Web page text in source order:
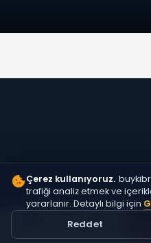
Çerez kullanıyoruz.
trafiği analiz etmek ve
yararlanır. Detaylı bilgi için
Reddet